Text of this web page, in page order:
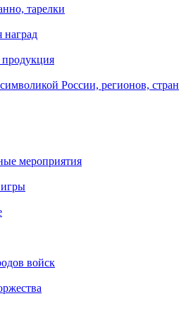
тарелки
наград
продукция
России, регионов, стран
мероприятия
войск